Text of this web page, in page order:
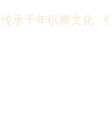
传承千年槟榔文化 ·